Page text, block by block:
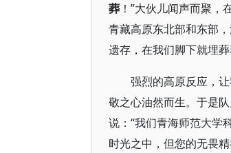
葬 ！”大伙儿闻声而聚
青藏高原东北部和东部
遗存，在我们脚下就埋
强烈的高原反应，
敬之心油然而生。于是
说：“我们青海师范大学
时光之中，但您的无畏